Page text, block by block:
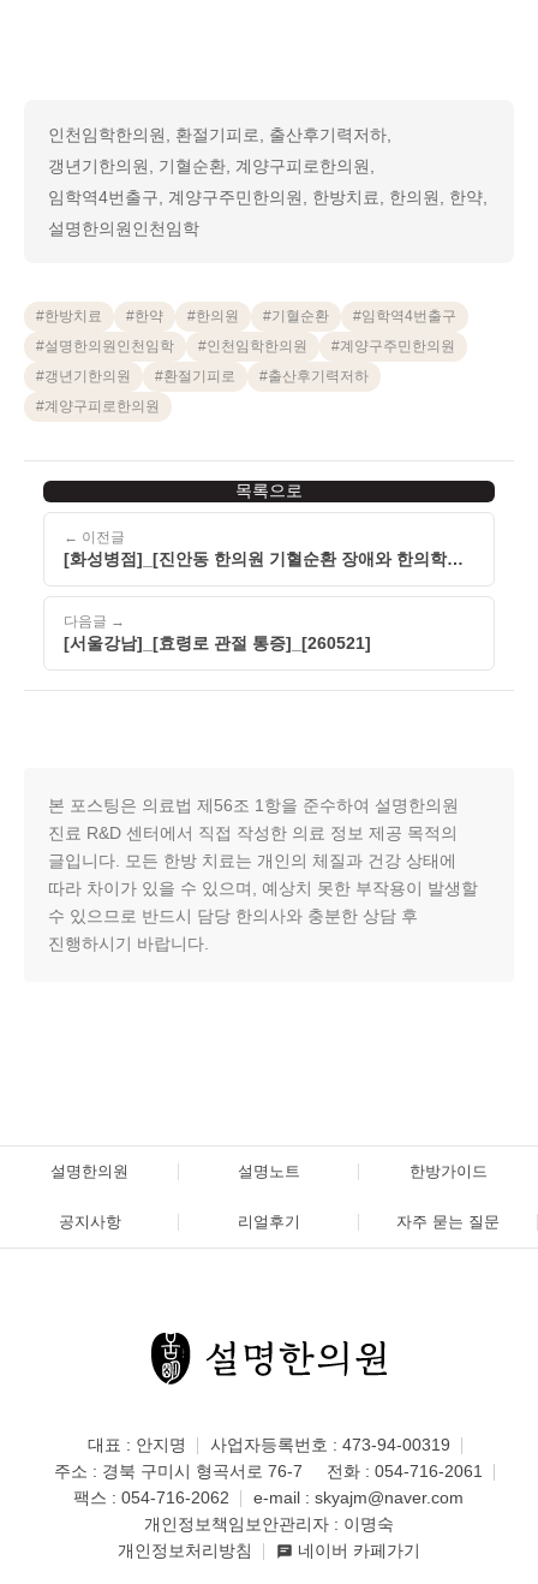
인천임학한의원, 환절기피로, 출산후기력저하,
갱년기한의원, 기혈순환, 계양구피로한의원,
임학역4번출구, 계양구주민한의원, 한방치료, 한의원, 한약,
설명한의원인천임학
#한방치료 #한약 #한의원 #기혈순환 #임학역4번출구
#설명한의원인천임학 #인천임학한의원 #계양구주민한의원
#갱년기한의원 #환절기피로 #출산후기력저하
#계양구피로한의원
← 이전글
[화성병점]_[진안동 한의원 기혈순환 장애와 한의학적
원인 심층 분석]_[260521]
목록으로
다음글 →
[서울강남]_[효령로 관절 통증]_[260521]
본 포스팅은 의료법 제56조 1항을 준수하여 설명한의원
진료 R&D 센터에서 직접 작성한 의료 정보 제공 목적의
글입니다. 모든 한방 치료는 개인의 체질과 건강 상태에
따라 차이가 있을 수 있으며, 예상치 못한 부작용이 발생할
수 있으므로 반드시 담당 한의사와 충분한 상담 후
진행하시기 바랍니다.
설명한의원 설명노트 한방가이드
공지사항 리얼후기 자주 묻는 질문
대표 : 안지명
사업자등록번호 : 473-94-00319
주소 : 경북 구미시 형곡서로 76-7
전화 :054-716-2061
팩스 : 054-716-2062
e-mail :skyajm@naver.com
개인정보책임보안관리자 : 이명숙
개인정보처리방침
네이버 카페가기